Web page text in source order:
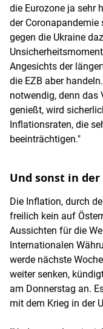
die Eurozone ja sehr
der Coronapandemie
gegen die Ukraine
Angesichts der
die EZB aber
notwendig, denn das
genießt, wird
Inflationsraten, die
beeinträchtigen."
Und sonst in der
Die Inflation, durch
freilich kein auf
Aussichten für die
Internationalen
werde nächste
weiter senken,
am Donnerstag an.
mit dem Krieg in der